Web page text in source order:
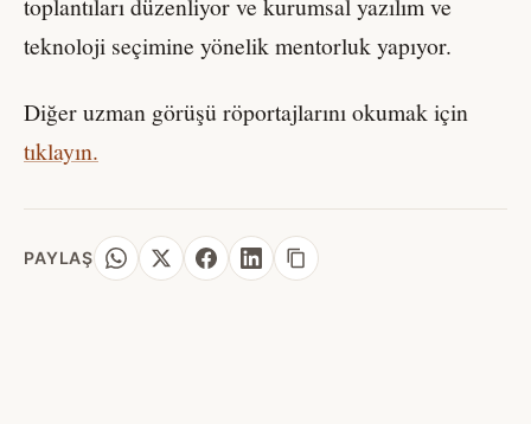
teknoloji seçimine yönelik mentorluk yapıyor.
Diğer uzman görüşü röportajlarını okumak için
tıklayın.
PAYLAŞ